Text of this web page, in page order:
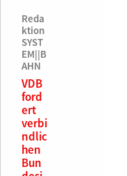
Reda
ktion
SYST
EM||B
AHN
VDB
ford
ert
verbi
ndlic
hen
Bun